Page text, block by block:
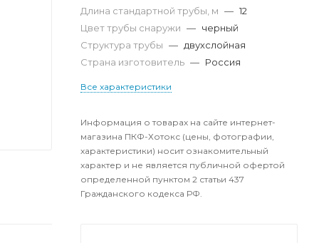
Длина стандартной трубы, м — 12
Цвет трубы снаружи — черный
Структура трубы — двухслойная
Страна изготовитель — Россия
Все характеристики
Информация о товарах на сайте интернет-
магазина ПКФ-Хотокс (цены, фотографии,
характеристики) носит ознакомительный
характер и не является публичной офертой
определенной пунктом 2 статьи 437
Гражданского кодекса РФ.